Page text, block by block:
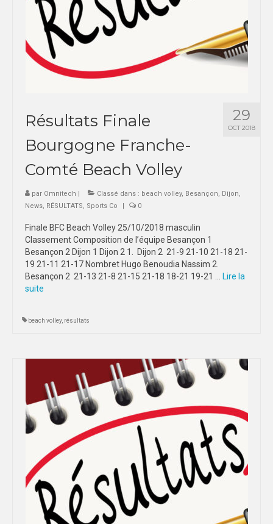
29
OCT 2018
Résultats Finale
Bourgogne Franche-
Comté Beach Volley
par Omnitech | Classé dans : beach volley, Besançon, Dijon,
News, RÉSULTATS, Sports Co | 0
Finale BFC Beach Volley 25/10/2018 masculin
Classement Composition de l’équipe Besançon 1
Besançon 2 Dijon 1 Dijon 2 1. Dijon 2 21-9 21-10 21-18 21-
19 21-11 21-17 Nombret Hugo Benoudia Nassim 2.
Besançon 2 21-13 21-8 21-15 21-18 18-21 19-21 …
Lire la
suite­­
beach volley, résultats